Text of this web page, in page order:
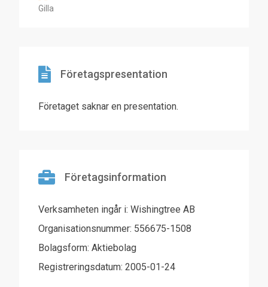
Gilla
Företagspresentation
Företaget saknar en presentation.
Företagsinformation
Verksamheten ingår i: Wishingtree AB
Organisationsnummer: 556675-1508
Bolagsform: Aktiebolag
Registreringsdatum: 2005-01-24